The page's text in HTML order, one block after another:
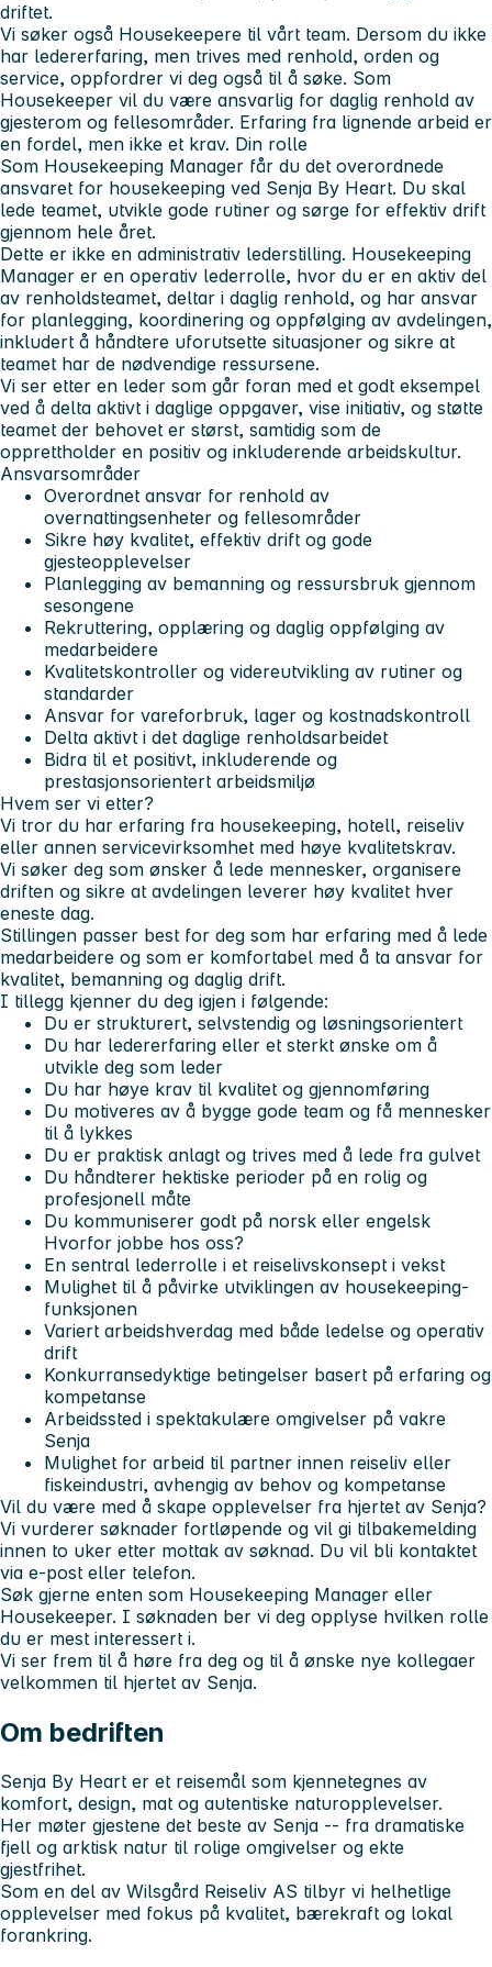
driftet.
Vi søker også Housekeepere til vårt team. Dersom du ikke
har ledererfaring, men trives med renhold, orden og
service, oppfordrer vi deg også til å søke. Som
Housekeeper vil du være ansvarlig for daglig renhold av
gjesterom og fellesområder. Erfaring fra lignende arbeid er
en fordel, men ikke et krav. Din rolle
Som Housekeeping Manager får du det overordnede
ansvaret for housekeeping ved Senja By Heart. Du skal
lede teamet, utvikle gode rutiner og sørge for effektiv drift
gjennom hele året.
Dette er ikke en administrativ lederstilling. Housekeeping
Manager er en operativ lederrolle, hvor du er en aktiv del
av renholdsteamet, deltar i daglig renhold, og har ansvar
for planlegging, koordinering og oppfølging av avdelingen,
inkludert å håndtere uforutsette situasjoner og sikre at
teamet har de nødvendige ressursene.
Vi ser etter en leder som går foran med et godt eksempel
ved å delta aktivt i daglige oppgaver, vise initiativ, og støtte
teamet der behovet er størst, samtidig som de
opprettholder en positiv og inkluderende arbeidskultur.
Ansvarsområder
Overordnet ansvar for renhold av
overnattingsenheter og fellesområder
Sikre høy kvalitet, effektiv drift og gode
gjesteopplevelser
Planlegging av bemanning og ressursbruk gjennom
sesongene
Rekruttering, opplæring og daglig oppfølging av
medarbeidere
Kvalitetskontroller og videreutvikling av rutiner og
standarder
Ansvar for vareforbruk, lager og kostnadskontroll
Delta aktivt i det daglige renholdsarbeidet
Bidra til et positivt, inkluderende og
prestasjonsorientert arbeidsmiljø
Hvem ser vi etter?
Vi tror du har erfaring fra housekeeping, hotell, reiseliv
eller annen servicevirksomhet med høye kvalitetskrav.
Vi søker deg som ønsker å lede mennesker, organisere
driften og sikre at avdelingen leverer høy kvalitet hver
eneste dag.
Stillingen passer best for deg som har erfaring med å lede
medarbeidere og som er komfortabel med å ta ansvar for
kvalitet, bemanning og daglig drift.
I tillegg kjenner du deg igjen i følgende:
Du er strukturert, selvstendig og løsningsorientert
Du har ledererfaring eller et sterkt ønske om å
utvikle deg som leder
Du har høye krav til kvalitet og gjennomføring
Du motiveres av å bygge gode team og få mennesker
til å lykkes
Du er praktisk anlagt og trives med å lede fra gulvet
Du håndterer hektiske perioder på en rolig og
profesjonell måte
Du kommuniserer godt på norsk eller engelsk
Hvorfor jobbe hos oss?
En sentral lederrolle i et reiselivskonsept i vekst
Mulighet til å påvirke utviklingen av housekeeping-
funksjonen
Variert arbeidshverdag med både ledelse og operativ
drift
Konkurransedyktige betingelser basert på erfaring og
kompetanse
Arbeidssted i spektakulære omgivelser på vakre
Senja
Mulighet for arbeid til partner innen reiseliv eller
fiskeindustri, avhengig av behov og kompetanse
Vil du være med å skape opplevelser fra hjertet av Senja?
Vi vurderer søknader fortløpende og vil gi tilbakemelding
innen to uker etter mottak av søknad. Du vil bli kontaktet
via e-post eller telefon.
Søk gjerne enten som Housekeeping Manager eller
Housekeeper. I søknaden ber vi deg opplyse hvilken rolle
du er mest interessert i.
Vi ser frem til å høre fra deg og til å ønske nye kollegaer
velkommen til hjertet av Senja.
Om bedriften
Senja By Heart er et reisemål som kjennetegnes av
komfort, design, mat og autentiske naturopplevelser.
Her møter gjestene det beste av Senja -- fra dramatiske
fjell og arktisk natur til rolige omgivelser og ekte
gjestfrihet.
Som en del av Wilsgård Reiseliv AS tilbyr vi helhetlige
opplevelser med fokus på kvalitet, bærekraft og lokal
forankring.